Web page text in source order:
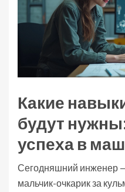
Какие
будут
успеха в
Сегодняшний инженер
мальчик-очкарик за